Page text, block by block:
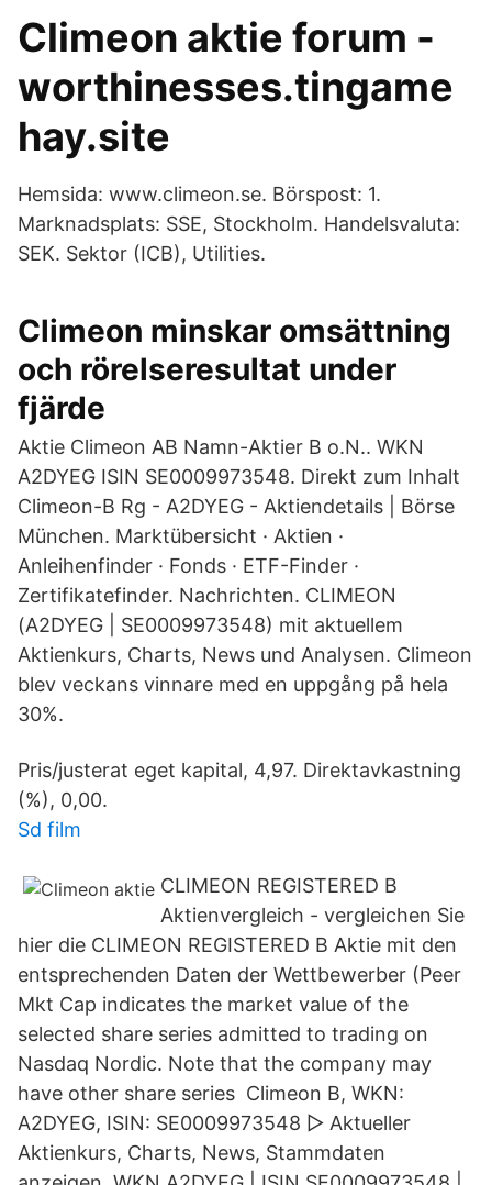
Climeon aktie forum -
worthinesses.tingame
hay.site
Hemsida: www.climeon.se. Börspost: 1.
Marknadsplats: SSE, Stockholm. Handelsvaluta:
SEK. Sektor (ICB), Utilities.
Climeon minskar omsättning
och rörelseresultat under
fjärde
Aktie Climeon AB Namn-Aktier B o.N.. WKN
A2DYEG ISIN SE0009973548. Direkt zum Inhalt
Climeon-B Rg - A2DYEG - Aktiendetails | Börse
München. Marktübersicht · Aktien ·
Anleihenfinder · Fonds · ETF-Finder ·
Zertifikatefinder. Nachrichten. CLIMEON
(A2DYEG | SE0009973548) mit aktuellem
Aktienkurs, Charts, News und Analysen. Climeon
blev veckans vinnare med en uppgång på hela
30%.
Pris/justerat eget kapital, 4,97. Direktavkastning
(%), 0,00.
Sd film
CLIMEON REGISTERED B
Aktienvergleich - vergleichen Sie
hier die CLIMEON REGISTERED B Aktie mit den
entsprechenden Daten der Wettbewerber (Peer
Mkt Cap indicates the market value of the
selected share series admitted to trading on
Nasdaq Nordic. Note that the company may
have other share series Climeon B, WKN:
A2DYEG, ISIN: SE0009973548 ▻ Aktueller
Aktienkurs, Charts, News, Stammdaten